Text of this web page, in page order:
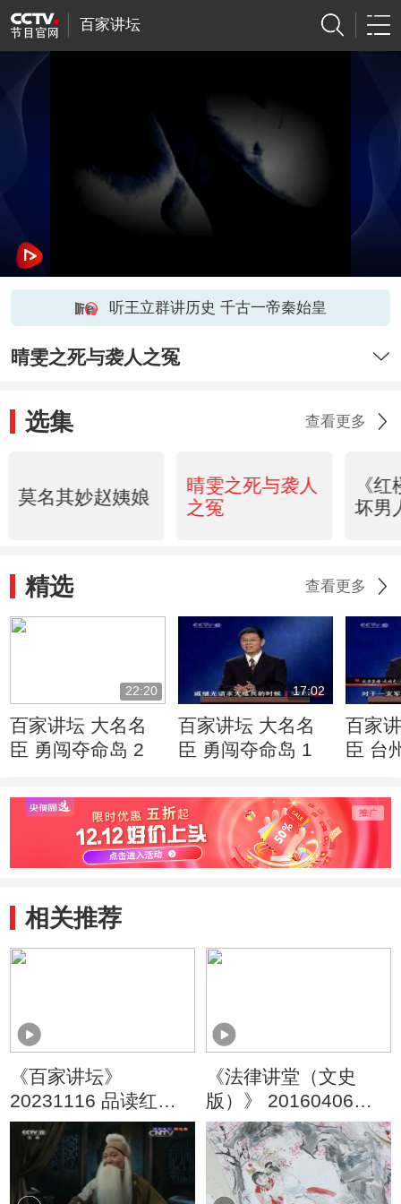
百家讲坛
听王立群讲历史 千古一帝秦始皇
晴雯之死与袭人之冤
选集 查看更多
莫名其妙赵姨娘
晴雯之死与袭人
之冤
《
坏男
精选 查看更多
22:20
百家讲坛 大名名
臣 勇闯夺命岛 2
17:02
百家讲坛 大名名
臣 勇闯夺命岛 1
百家
臣 台
相关推荐
《百家讲坛》
20231116 品读红楼
小人物 2 礼失求野刘
姥姥
《法律讲堂（文史
版）》 20160406
《红楼梦》成书传世
之谜（四）《红楼
梦》躲过文字狱